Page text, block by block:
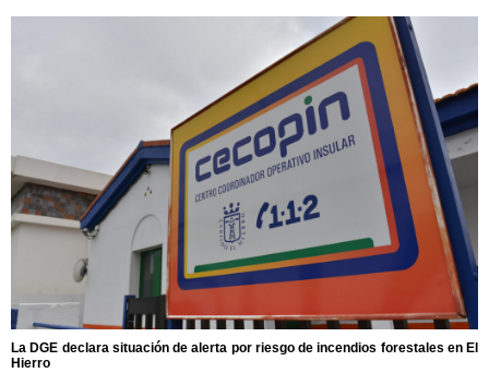
La DGE declara situación de alerta por riesgo de incendios forestales en El
Hierro